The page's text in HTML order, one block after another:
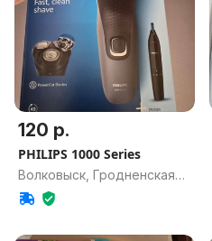
120 р.
PHILIPS 1000 Series
Волковыск, Гродненская
обл.